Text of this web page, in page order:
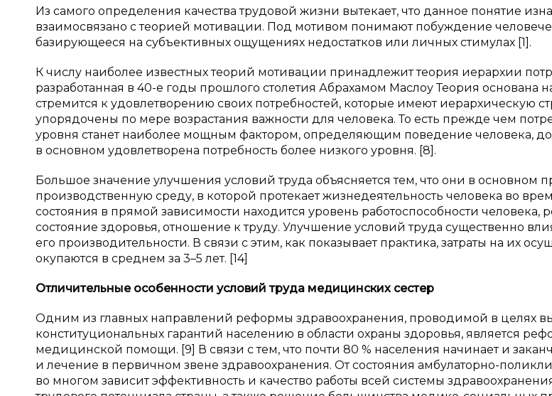
Из самого определения качества трудовой жизни вытекает, что данное понятие
взаимосвязано с теорией мотивации. Под мотивом понимают побуждение
базирующееся на субъективных ощущениях недостатков или личных стимулах [1].
К числу наиболее известных теорий мотивации принадлежит теория иерархии
разработанная в 40-е годы прошлого столетия Абрахамом Маслоу Теория основана
стремится к удовлетворению своих потребностей, которые имеют иерархическую
упорядочены по мере возрастания важности для человека. То есть прежде чем
уровня станет наиболее мощным фактором, определяющим поведение человека,
в основном удовлетворена потребность более низкого уровня. [8].
Большое значение улучшения условий труда объясняется тем, что они в основном
производственную среду, в которой протекает жизнедеятельность человека во
состояния в прямой зависимости находится уровень работоспособности человека,
состояние здоровья, отношение к труду. Улучшение условий труда существенно
его производительности. В связи с этим, как показывает практика, затраты на их
окупаются в среднем за 3–5 лет. [14]
Отличительные особенности условий труда медицинских сестер
Одним из главных направлений реформы здравоохранения, проводимой в целях
конституциональных гарантий населению в области охраны здоровья, является
медицинской помощи. [9] В связи с тем, что почти 80 % населения начинает и
и лечение в первичном звене здравоохранения. От состояния амбулаторно-
во многом зависит эффективность и качество работы всей системы